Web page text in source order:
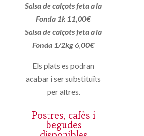
Salsa de calçots feta a la
Fonda 1k 11,00€
Salsa de calçots feta a la
Fonda 1/2kg 6,00€
Els plats es podran
acabar i ser substituïts
per altres.
Postres, cafès i
begudes